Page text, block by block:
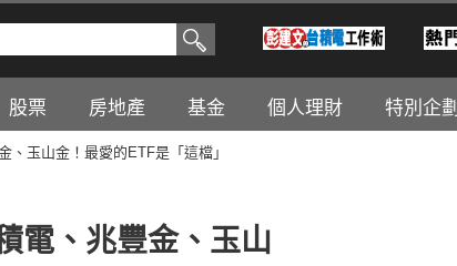
股票 房地產 基金 個人理財 特別企劃
、玉山金！最愛的ETF是「這檔」
電、兆豐金、玉山